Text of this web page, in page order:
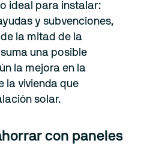
ideal para instalar:
y subvenciones,
la mitad de la
una posible
la mejora en la
la vivienda que
solar.
con paneles